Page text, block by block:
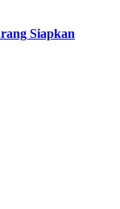
Siapkan